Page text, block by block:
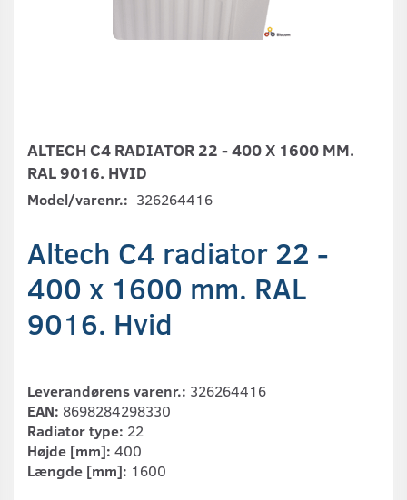
ALTECH C4 RADIATOR 22 - 400 X 1600 MM.
RAL 9016. HVID
Model/varenr.: 326264416
Altech C4 radiator 22 -
400 x 1600 mm. RAL
9016. Hvid
Leverandørens varenr.: 326264416
EAN: 8698284298330
Radiator type: 22
Højde [mm]: 400
Længde [mm]: 1600